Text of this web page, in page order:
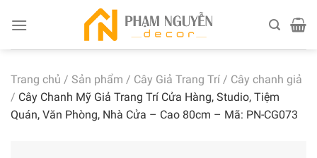
Trang chủ / Sản phẩm / Cây Giả Trang Trí / Cây chanh giả
/ Cây Chanh Mỹ Giả Trang Trí Cửa Hàng, Studio, Tiệm
Quán, Văn Phòng, Nhà Cửa – Cao 80cm – Mã: PN-CG073